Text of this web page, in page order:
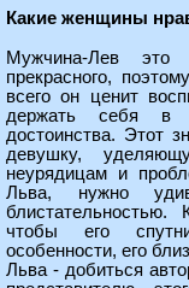
Какие женщины
Мужчина-Лев это
прекрасного,
всего он ценит
держать себя в
достоинства. Этот
девушку,
неурядицам и
Льва, нужно
чтобы его
особенности, его
Льва - добиться